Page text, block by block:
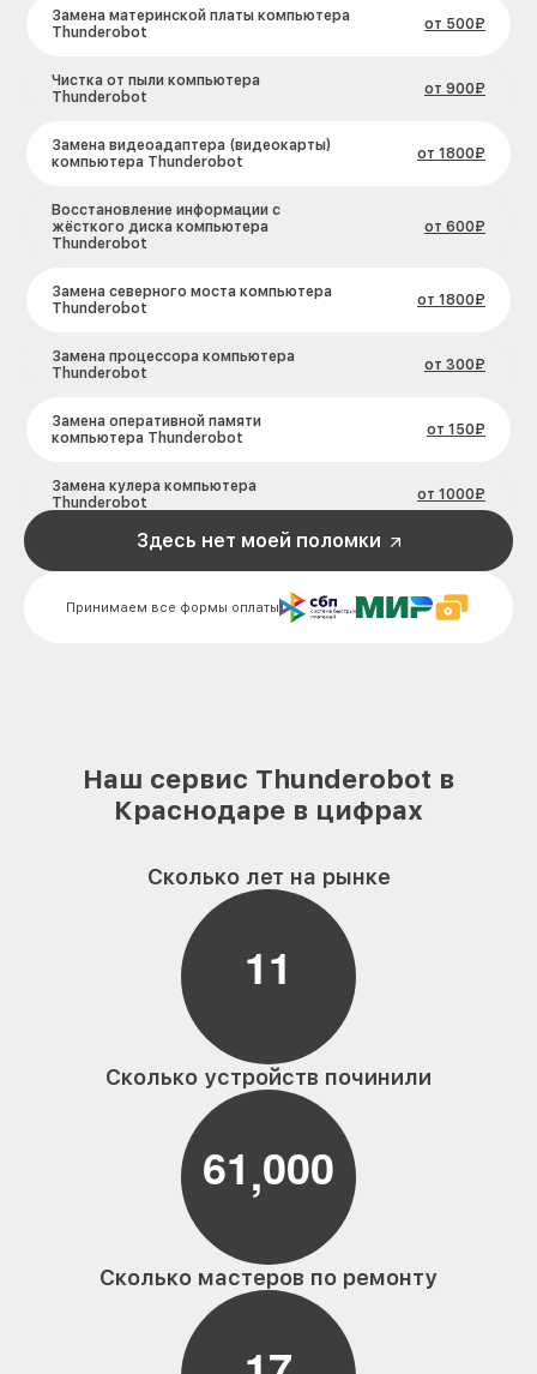
Замена материнской платы компьютера
Thunderobot
от 500₽
Чистка от пыли компьютера
Thunderobot
от 900₽
Замена видеоадаптера (видеокарты)
компьютера Thunderobot
от 1800₽
Восстановление информации с
жёсткого диска компьютера
Thunderobot
от 600₽
Замена северного моста компьютера
Thunderobot
от 1800₽
Замена процессора компьютера
Thunderobot
от 300₽
Замена оперативной памяти
компьютера Thunderobot
от 150₽
Замена кулера компьютера
Thunderobot
от 1000₽
Замена HDD (замена жёсткого диска)
компьютера Thunderobot
Замена блока питания компьютера
от 350₽
Принимаем все формы оплаты
Здесь нет моей поломки
Наш сервис Thunderobot в
Краснодаре в цифрах
Сколько лет на рынке
11
Сколько устройств починили
61,000
Сколько мастеров по ремонту